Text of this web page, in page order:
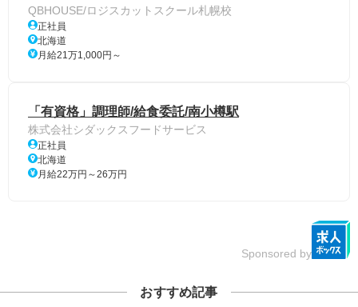
QBHOUSE/ロジスカットスクール札幌校
正社員
北海道
月給21万1,000円～
「有資格」調理師/給食委託/南小樽駅
株式会社シダックスフードサービス
正社員
北海道
月給22万円～26万円
Sponsored by
おすすめ記事